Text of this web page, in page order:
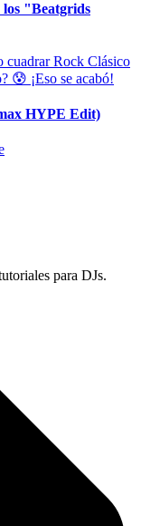
"Beatgrids
cuadrar Rock Clásico
😰 ¡Eso se acabó!
HYPE Edit)
para DJs.